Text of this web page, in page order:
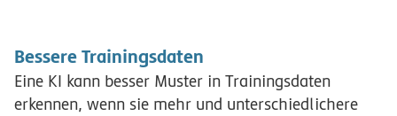
Bessere Trainingsdaten
Eine KI kann besser Muster in Trainingsdaten
erkennen, wenn sie mehr und unterschiedlichere